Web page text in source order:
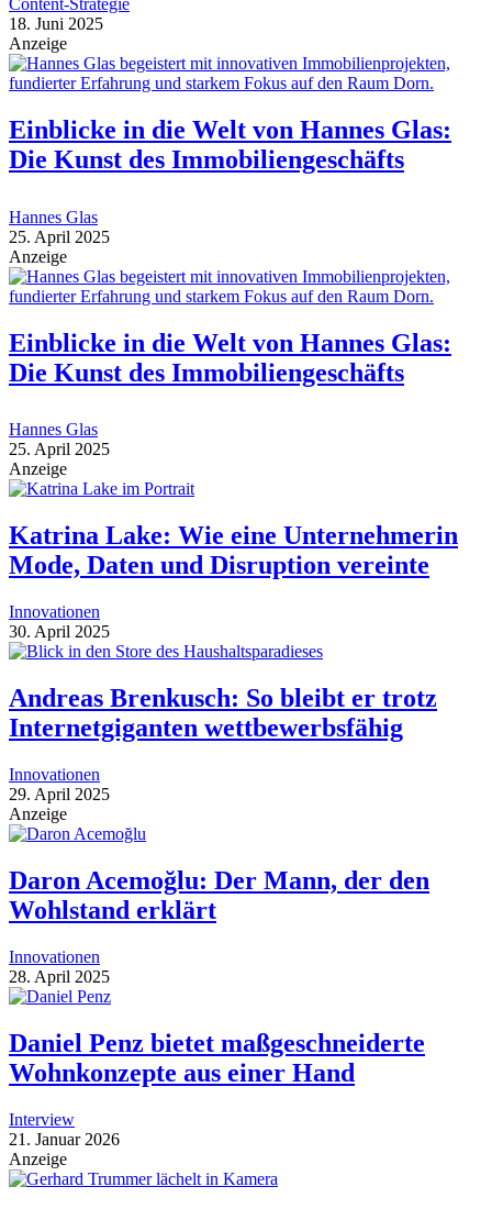
18. Juni 2025
Anzeige
Einblicke in die Welt von Hannes Glas:
Die Kunst des Immobiliengeschäfts
Hannes Glas
25. April 2025
Anzeige
Einblicke in die Welt von Hannes Glas:
Die Kunst des Immobiliengeschäfts
Hannes Glas
25. April 2025
Anzeige
Katrina Lake: Wie eine Unternehmerin
Mode, Daten und Disruption vereinte
Innovationen
30. April 2025
Andreas Brenkusch: So bleibt er trotz
Internetgiganten wettbewerbsfähig
Innovationen
29. April 2025
Anzeige
Daron Acemoğlu: Der Mann, der den
Wohlstand erklärt
Innovationen
28. April 2025
Daniel Penz bietet maßgeschneiderte
Wohnkonzepte aus einer Hand
Interview
21. Januar 2026
Anzeige